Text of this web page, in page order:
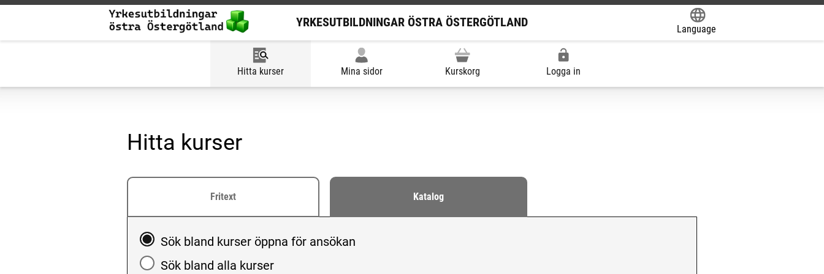
YRKESUTBILDNINGAR ÖSTRA ÖSTERGÖTLAND
Language
Hitta kurser Mina sidor Kurskorg Logga in
Hitta kurser
Fritext Katalog
Välj att söka blandkurser öppna för ansökan eller hela utbudet
Sök bland kurser öppna för ansökan
Sök bland alla kurser